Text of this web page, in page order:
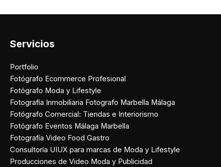
Servicios
Portfolio
Fotógrafo Ecommerce Profesional
Fotógrafo Moda y Lifestyle
Fotografía Inmobiliaria Fotografo Marbella Málaga
Fotógrafo Comercial: Tiendas e Interiorismo
Fotógrafo Eventos Málaga Marbella
Fotografía Video Food Gastro
Consultoría UIUX para marcas de Moda y Lifestyle
Producciones de Video Moda y Publicidad